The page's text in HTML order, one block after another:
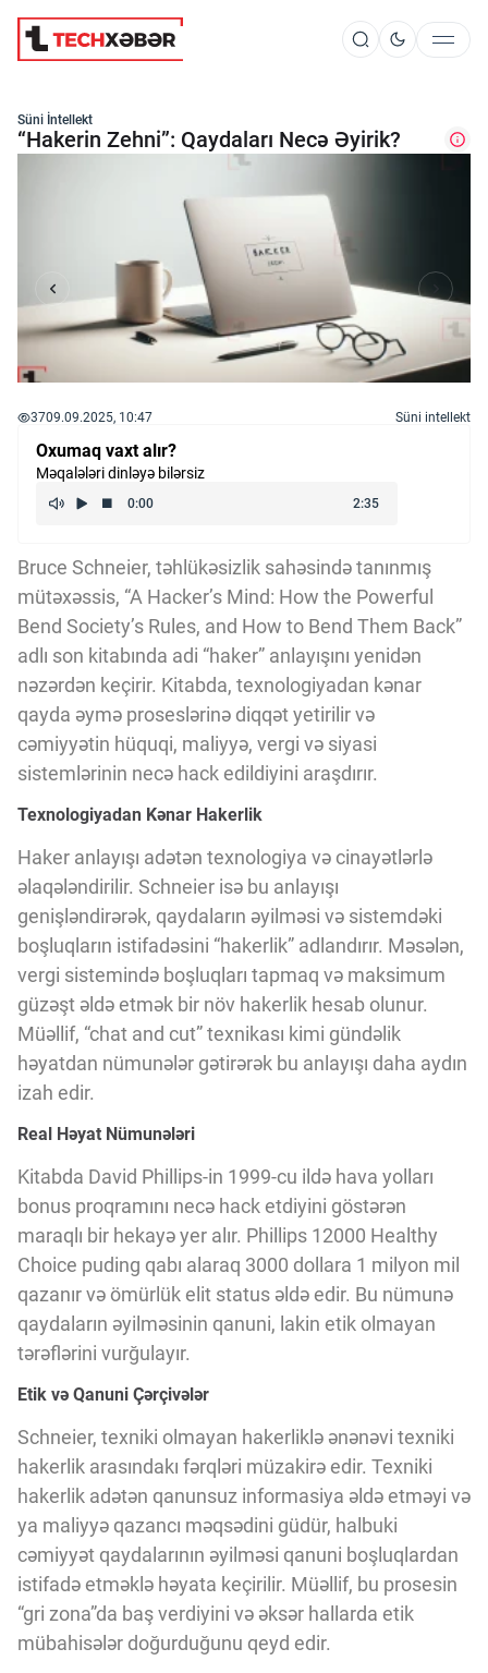
Süni İntellekt
Texnoloji İnkişaf
İnnovasiya və Startaplar
Robot və Cihazlar
Kriptovalyuta
ÇƏRƏZLƏR SİYASƏTİ
İSTIFADƏ ŞƏRTLƏRİ
MƏXFİLİK SİYASƏTİ
Haqqımızda
Vizyoner Baxışı
Innovasiya Bələdçisi
Gələcəyin Təhlili
Podkastlar
Süni İntellekt
“Hakerin Zehni”: Qaydaları Necə Əyirik?
3709.09.2025, 10:47 Süni intellekt
Oxumaq vaxt alır?
Məqalələri dinləyə bilərsiz
Bruce Schneier, təhlükəsizlik sahəsində tanınmış
mütəxəssis, “A Hacker’s Mind: How the Powerful
Bend Society’s Rules, and How to Bend Them Back”
adlı son kitabında adi “haker” anlayışını yenidən
nəzərdən keçirir. Kitabda, texnologiyadan kənar
qayda əymə proseslərinə diqqət yetirilir və
cəmiyyətin hüquqi, maliyyə, vergi və siyasi
sistemlərinin necə hack edildiyini araşdırır.
Texnologiyadan Kənar Hakerlik
Haker anlayışı adətən texnologiya və cinayətlərlə
əlaqələndirilir. Schneier isə bu anlayışı
genişləndirərək, qaydaların əyilməsi və sistemdəki
boşluqların istifadəsini “hakerlik” adlandırır. Məsələn,
vergi sistemində boşluqları tapmaq və maksimum
güzəşt əldə etmək bir növ hakerlik hesab olunur.
Müəllif, “chat and cut” texnikası kimi gündəlik
həyatdan nümunələr gətirərək bu anlayışı daha aydın
izah edir.
Real Həyat Nümunələri
Kitabda David Phillips-in 1999-cu ildə hava yolları
bonus proqramını necə hack etdiyini göstərən
maraqlı bir hekayə yer alır. Phillips 12000 Healthy
Choice puding qabı alaraq 3000 dollara 1 milyon mil
qazanır və ömürlük elit status əldə edir. Bu nümunə
qaydaların əyilməsinin qanuni, lakin etik olmayan
tərəflərini vurğulayır.
Etik və Qanuni Çərçivələr
Schneier, texniki olmayan hakerliklə ənənəvi texniki
hakerlik arasındakı fərqləri müzakirə edir. Texniki
hakerlik adətən qanunsuz informasiya əldə etməyi və
ya maliyyə qazancı məqsədini güdür, halbuki
cəmiyyət qaydalarının əyilməsi qanuni boşluqlardan
istifadə etməklə həyata keçirilir. Müəllif, bu prosesin
“gri zona”da baş verdiyini və əksər hallarda etik
mübahisələr doğurduğunu qeyd edir.